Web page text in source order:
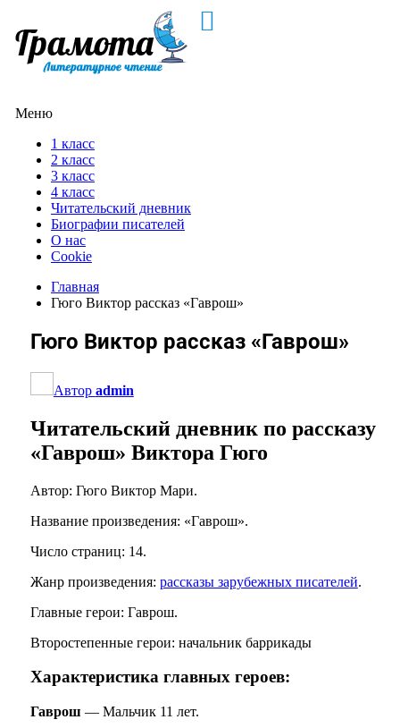
Меню
1 класс
2 класс
3 класс
4 класс
Читательский дневник
Биографии писателей
О нас
Cookie
Главная
Гюго Виктор рассказ «Гаврош»
Гюго Виктор рассказ «Гаврош»
Автор admin
Читательский дневник по рассказу
«Гаврош» Виктора Гюго
Автор: Гюго Виктор Мари.
Название произведения: «Гаврош».
Число страниц: 14.
Жанр произведения: рассказы зарубежных писателей.
Главные герои: Гаврош.
Второстепенные герои: начальник баррикады
Характеристика главных героев:
Гаврош — Мальчик 11 лет.